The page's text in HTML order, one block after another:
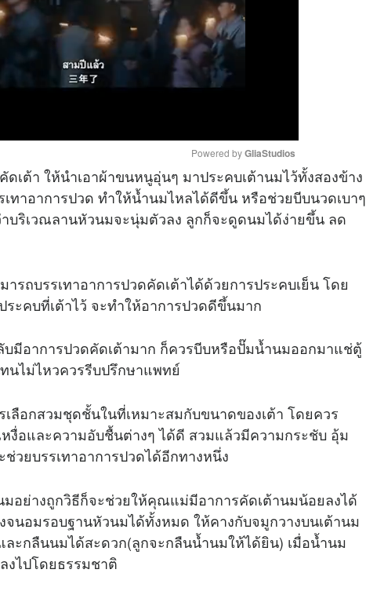
M
u
Powered by GliaStudios
เต้า ให้นำเอาผ้าขนหนูอุ่นๆ มาประคบเต้านมไว้ทั้งสองข้าง
ทาอาการปวด ทำให้น้ำนมไหลได้ดีขึ้น หรือช่วยบีบนวดเบาๆ
บริเวณลานหัวนมจะนุ่มตัวลง ลูกก็จะดูดนมได้ง่ายขึ้น ลด
ถบรรเทาอาการปวดคัดเต้าได้ด้วยการประคบเย็น โดย
ะคบที่เต้าไว้ จะทำให้อาการปวดดีขึ้นมาก
บมีอาการปวดคัดเต้ามาก ก็ควรบีบหรือปั๊มน้ำนมออกมาแช่ตู้
นไม่ไหวควรรีบปรึกษาแพทย์
ลือกสวมชุดชั้นในที่เหมาะสมกับขนาดของเต้า โดยควร
งื่อและความอับชื้นต่างๆ ได้ดี สวมแล้วมีความกระชับ อุ้ม
วยบรรเทาอาการปวดได้อีกทางหนึ่ง
อย่างถูกวิธีก็จะช่วยให้คุณแม่มีอาการคัดเต้านมน้อยลงได้
นอมรอบฐานหัวนมได้ทั้งหมด ให้คางกับจมูกวางบนเต้านม
ะกลืนนมได้สะดวก(ลูกจะกลืนน้ำนมให้ได้ยิน) เมื่อน้ำนม
งไปโดยธรรมชาติ